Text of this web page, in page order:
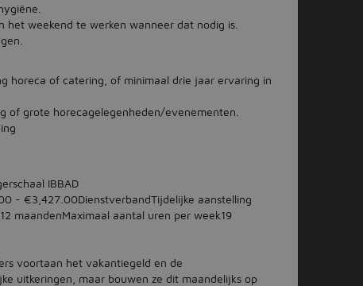
het weekend te werken wanneer dat nodig is.
horeca of catering, of minimaal drie jaar ervaring in
of grote horecagelegenheden/evenementen.
IBBAD
- €3,427.00DienstverbandTijdelijke aanstelling
maandenMaximaal aantal uren per week19
voortaan het vakantiegeld en de
uitkeringen, maar bouwen ze dit maandelijks op